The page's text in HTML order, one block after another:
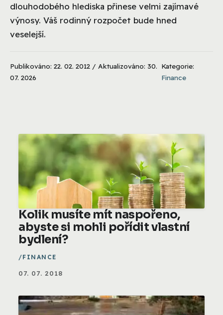
dlouhodobého hlediska přinese velmi zajímavé
výnosy. Váš rodinný rozpočet bude hned
veselejší.
Publikováno: 22. 02. 2012 / Aktualizováno: 30.
07. 2026
Kategorie:
Finance
Kolik musíte mít naspořeno,
abyste si mohli pořídit vlastní
bydlení?
FINANCE
07. 07. 2018